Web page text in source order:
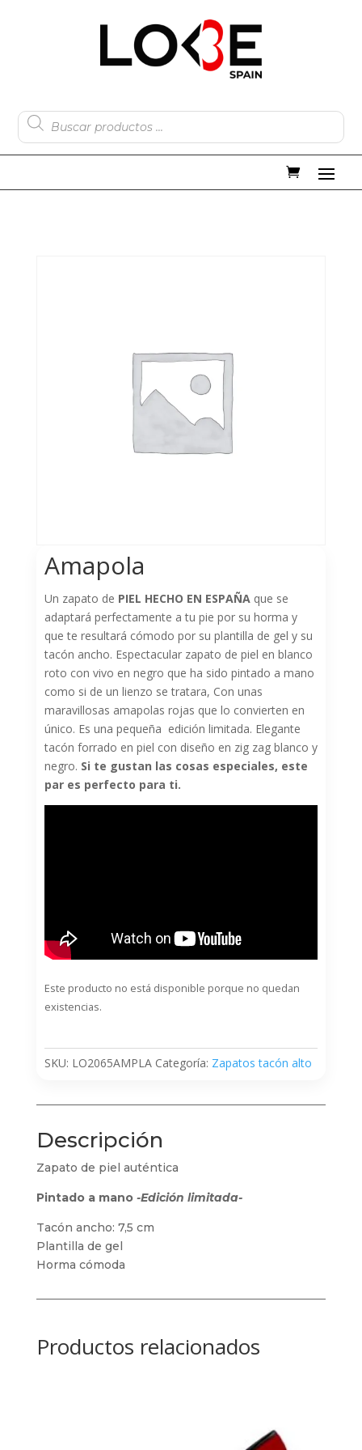
de
productos
Amapola
Un zapato de PIEL HECHO EN ESPAÑAque se
adaptará perfectamente a tu pie por su horma y
que te resultará cómodo por su plantilla de gel y su
tacón ancho. Espectacular zapato de piel en blanco
roto con vivo en negro que ha sido pintado a mano
como si de un lienzo se tratara, Con unas
maravillosas amapolas rojas que lo convierten en
único. Es una pequeña edición limitada. Elegante
tacón forrado en piel con diseño en zig zag blanco y
negro. Si te gustan las cosas especiales, este
par es perfecto para ti.
Este producto no está disponible porque no quedan
existencias.
SKU: LO2065AMPLA Categoría: Zapatos tacón alto
Descripción
Zapato de piel auténtica
Pintado a mano-Edición limitada-
Tacón ancho: 7,5 cm
Plantilla de gel
Horma cómoda
Productos relacionados